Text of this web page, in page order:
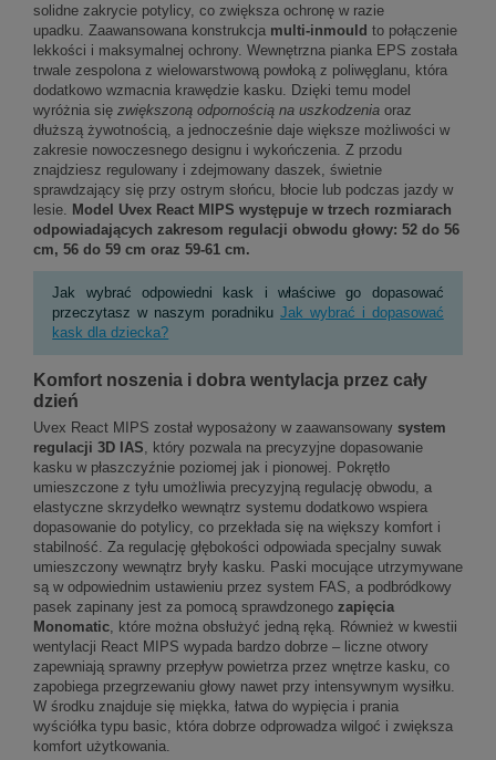
solidne zakrycie potylicy, co zwiększa ochronę w razie
upadku. Zaawansowana konstrukcja multi-inmould to połączenie
lekkości i maksymalnej ochrony. Wewnętrzna pianka EPS została
trwale zespolona z wielowarstwową powłoką z poliwęglanu, która
dodatkowo wzmacnia krawędzie kasku. Dzięki temu model
wyróżnia się zwiększoną odpornością na uszkodzenia oraz
dłuższą żywotnością, a jednocześnie daje większe możliwości w
zakresie nowoczesnego designu i wykończenia. Z przodu
znajdziesz regulowany i zdejmowany daszek, świetnie
sprawdzający się przy ostrym słońcu, błocie lub podczas jazdy w
lesie.
Model Uvex React MIPS występuje w trzech rozmiarach
odpowiadających zakresom regulacji obwodu głowy: 52 do 56
cm, 56 do 59 cm oraz 59-61 cm.
Jak wybrać odpowiedni kask i właściwe go dopasować
przeczytasz w naszym poradniku Jak wybrać i dopasować
kask dla dziecka?
Komfort noszenia i dobra wentylacja przez cały
dzień
Uvex React MIPS został wyposażony w zaawansowany system
regulacji 3D IAS, który pozwala na precyzyjne dopasowanie
kasku w płaszczyźnie poziomej jak i pionowej. Pokrętło
umieszczone z tyłu umożliwia precyzyjną regulację obwodu, a
elastyczne skrzydełko wewnątrz systemu dodatkowo wspiera
dopasowanie do potylicy, co przekłada się na większy komfort i
stabilność. Za regulację głębokości odpowiada specjalny suwak
umieszczony wewnątrz bryły kasku. Paski mocujące utrzymywane
są w odpowiednim ustawieniu przez system FAS, a podbródkowy
pasek zapinany jest za pomocą sprawdzonego zapięcia
Monomatic, które można obsłużyć jedną ręką. Również w kwestii
wentylacji React MIPS wypada bardzo dobrze – liczne otwory
zapewniają sprawny przepływ powietrza przez wnętrze kasku, co
zapobiega przegrzewaniu głowy nawet przy intensywnym wysiłku.
W środku znajduje się miękka, łatwa do wypięcia i prania
wyściółka typu basic, która dobrze odprowadza wilgoć i zwiększa
komfort użytkowania.